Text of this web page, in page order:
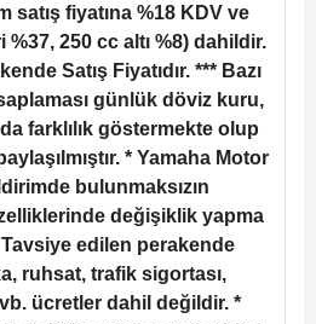
satış fiyatına %18 KDV ve
%37, 250 cc altı %8) dahildir.
Satış Fiyatıdır. *** Bazı
günlük döviz kuru,
farklılık göstermekte olup
* Yamaha Motor
bulunmaksızın
değişiklik yapma
Tavsiye edilen perakende
ruhsat, trafik sigortası,
ücretler dahil değildir. *